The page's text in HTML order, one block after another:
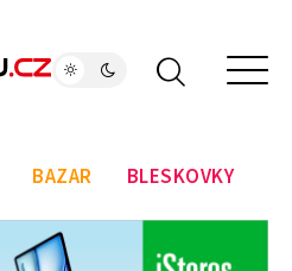
BAZAR BLESKOVKY